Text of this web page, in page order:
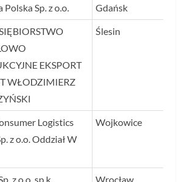
Sp. z o.o. Gdańsk
EKSPORT
WŁODZIMIERZ
Ślesin
Logistics
z o.o. Oddział W
Wojkowice
z o.o. sp.k. Wrocław